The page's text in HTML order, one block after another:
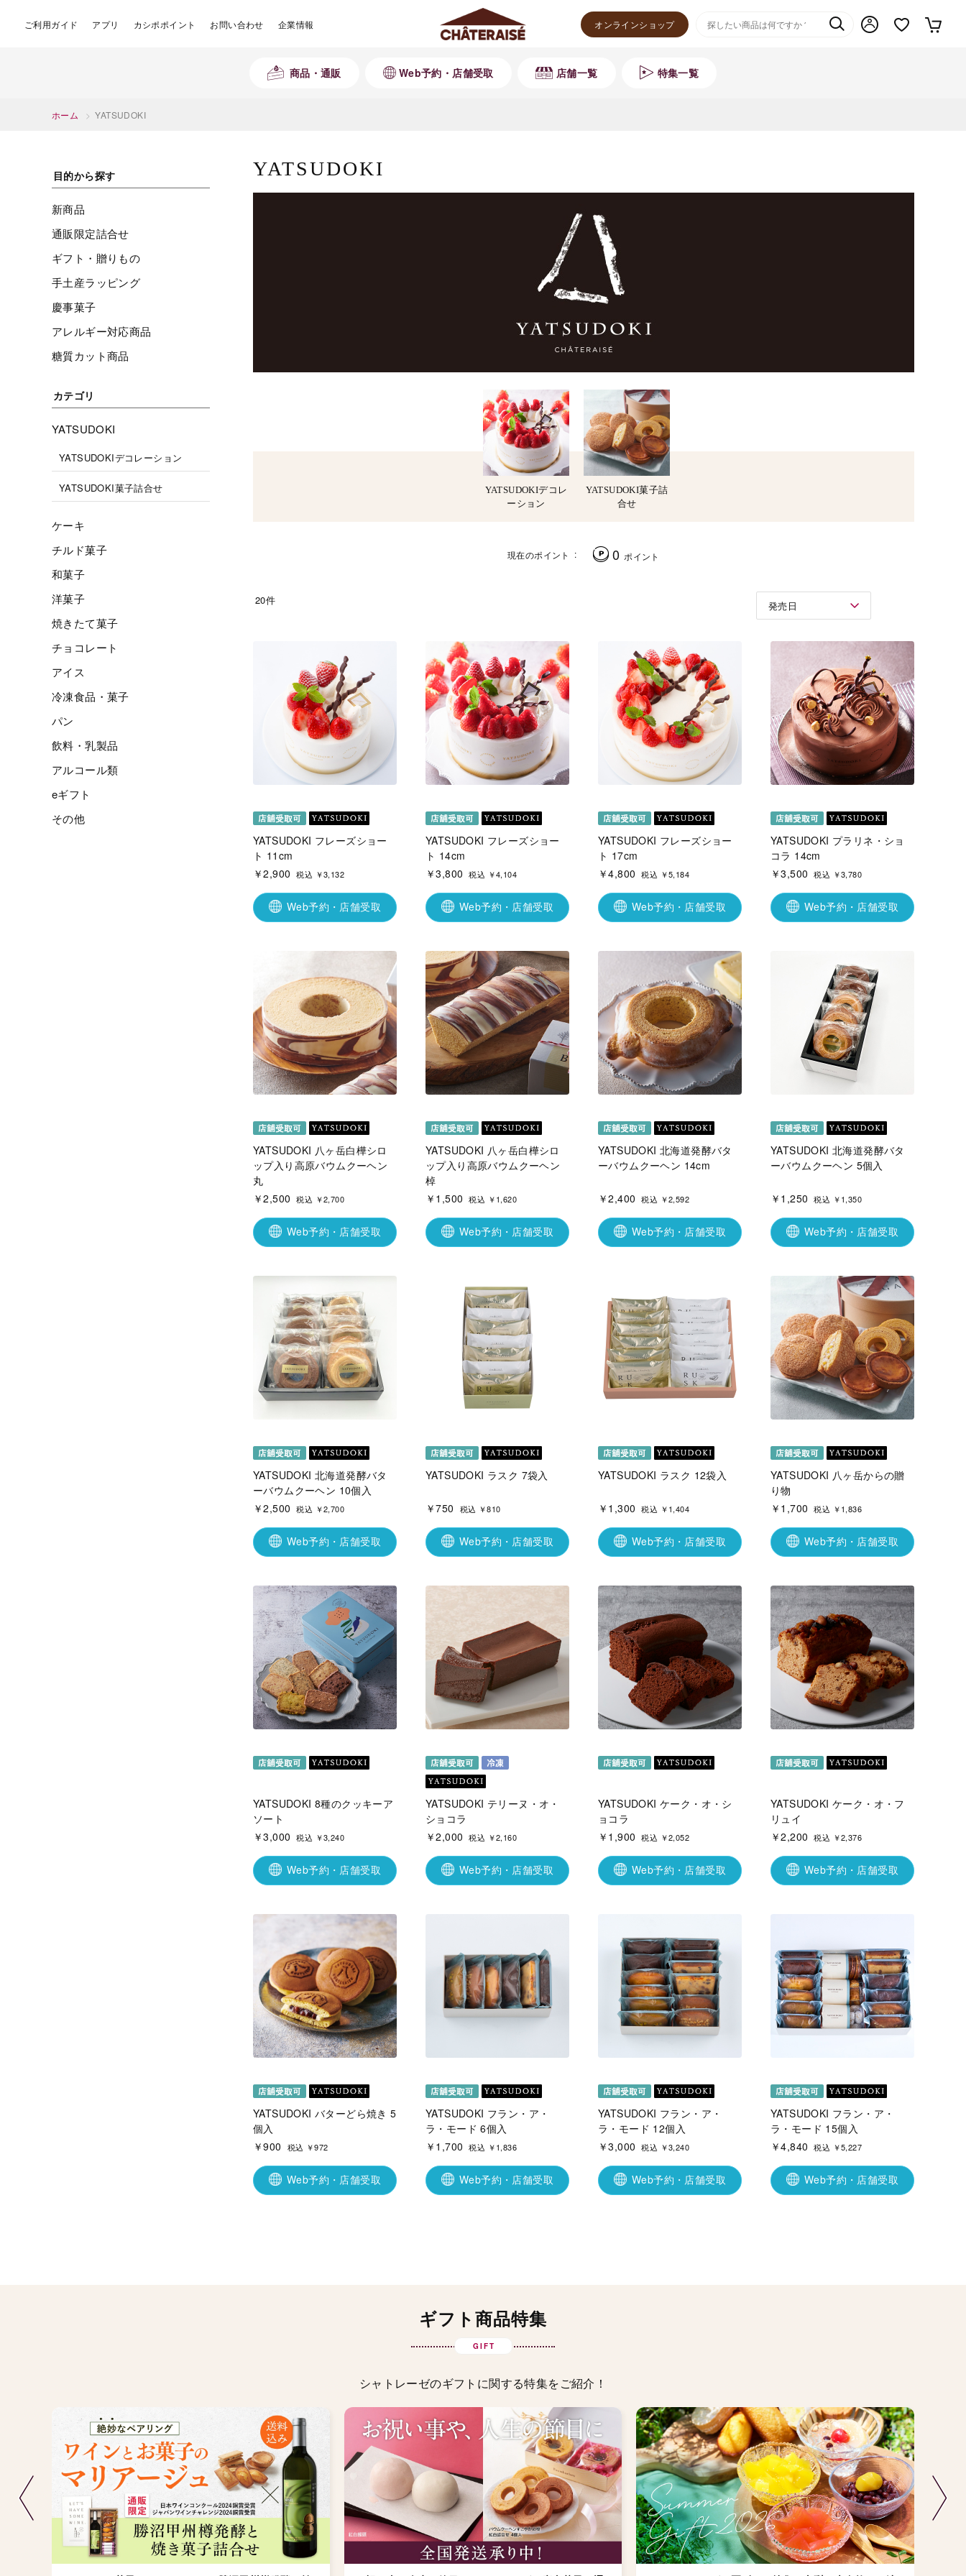
ご利用ガイド アプリ カシポポイント お問い合わせ 企業情報 オンラインショップ
商品・通販 Web予約・店舗受取 店舗一覧 特集一覧
ホーム > YATSUDOKI
目的から探す
新商品
通販限定詰合せ
ギフト・贈りもの
手土産ラッピング
慶事菓子
アレルギー対応商品
糖質カット商品
カテゴリ
YATSUDOKI
YATSUDOKIデコレーション
YATSUDOKI菓子詰合せ
ケーキ
チルド菓子
和菓子
洋菓子
焼きたて菓子
チョコレート
アイス
冷凍食品・菓子
パン
飲料・乳製品
アルコール類
eギフト
その他
YATSUDOKI
YATSUDOKIデコレ
ーション
YATSUDOKI菓子詰
合せ
現在のポイント 0 ポイント
発売日
20件
YATSUDOKI フレーズショー
ト 11cm
￥2,900 税込 ￥3,132
Web予約・店舗受取
YATSUDOKI フレーズショー
ト 14cm
￥3,800 税込 ￥4,104
Web予約・店舗受取
YATSUDOKI フレーズショー
ト 17cm
￥4,800 税込 ￥5,184
Web予約・店舗受取
YATSUDOKI プラリネ・ショ
コラ 14cm
￥3,500 税込 ￥3,780
Web予約・店舗受取
YATSUDOKI 八ヶ岳白樺シロ
ップ入り高原バウムクーヘン
丸
￥2,500 税込 ￥2,700
Web予約・店舗受取
YATSUDOKI 八ヶ岳白樺シロ
ップ入り高原バウムクーヘン
棹
￥1,500 税込 ￥1,620
Web予約・店舗受取
YATSUDOKI 北海道発酵バタ
ーバウムクーヘン 14cm
￥2,400 税込 ￥2,592
Web予約・店舗受取
YATSUDOKI 北海道発酵バタ
ーバウムクーヘン 5個入
￥1,250 税込 ￥1,350
Web予約・店舗受取
YATSUDOKI 北海道発酵バタ
ーバウムクーヘン 10個入
￥2,500 税込 ￥2,700
Web予約・店舗受取
YATSUDOKI ラスク 7袋入
￥750 税込 ￥810
Web予約・店舗受取
YATSUDOKI ラスク 12袋入
￥1,300 税込 ￥1,404
Web予約・店舗受取
YATSUDOKI 八ヶ岳からの贈
り物
￥1,700 税込 ￥1,836
Web予約・店舗受取
YATSUDOKI 8種のクッキーア
ソート
￥3,000 税込 ￥3,240
Web予約・店舗受取
YATSUDOKI テリーヌ・オ・
ショコラ
￥2,000 税込 ￥2,160
Web予約・店舗受取
YATSUDOKI ケーク・オ・シ
ョコラ
￥1,900 税込 ￥2,052
Web予約・店舗受取
YATSUDOKI ケーク・オ・フ
リュイ
￥2,200 税込 ￥2,376
Web予約・店舗受取
YATSUDOKI バターどら焼き 5
個入
￥900
税込 ￥972
Web予約・店舗受取
YATSUDOKI フラン・ア・
ラ・モード 6個入
￥1,700 税込 ￥1,836
Web予約・店舗受取
YATSUDOKI フラン・ア・
ラ・モード 12個入
￥3,000 税込 ￥3,240
Web予約・店舗受取
YATSUDOKI フラン・ア・
ラ・モード 15個入
￥4,840 税込 ￥5,227
Web予約・店舗受取
ギフト商品特集
GIFT
シャトレーゼのギフトに関する特集をご紹介！